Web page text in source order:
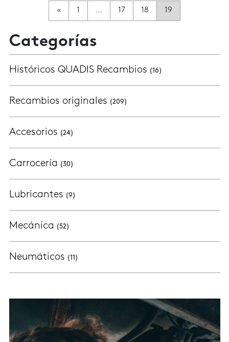
Categorías
Históricos QUADIS Recambios (16)
Recambios originales (209)
Accesorios (24)
Carrocería (30)
Lubricantes (9)
Mecánica (52)
Neumáticos (11)
Navegación de Entradas
« 1 … 17 18 19